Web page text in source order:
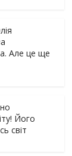
Але це ще
Його
світ